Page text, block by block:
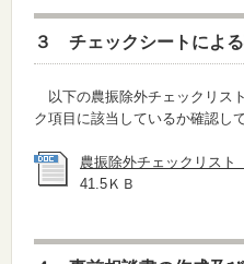
３ チェックシートによ
以下の農振除外チェックリス
ク項目に該当しているか確認し
農振除外チェックリスト
41.5ＫＢ